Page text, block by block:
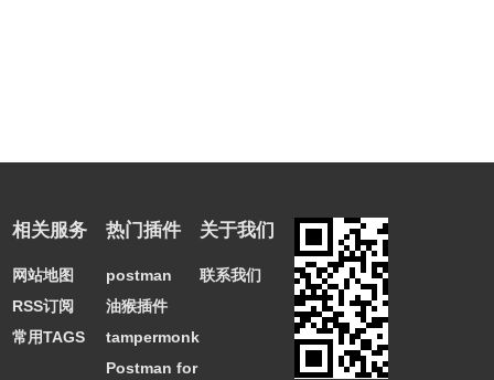
相关服务
网站地图
RSS订阅
常用TAGS
热门插件
postman
油猴插件
tampermonkey
Postman for
关于我们
联系我们